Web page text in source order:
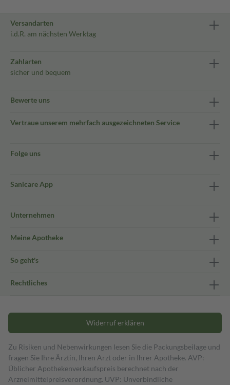
Versandarten
i.d.R. am nächsten Werktag
Zahlarten
sicher und bequem
Bewerte uns
Vertraue unserem mehrfach ausgezeichneten Service
Folge uns
Sanicare App
Unternehmen
Meine Apotheke
So geht's
Rechtliches
Widerruf erklären
Zu Risiken und Nebenwirkungen lesen Sie die Packungsbeilage und
fragen Sie Ihre Ärztin, Ihren Arzt oder in Ihrer Apotheke. AVP:
Üblicher Apothekenverkaufspreis berechnet nach der
Arzneimittelpreisverordnung. UVP: Unverbindliche